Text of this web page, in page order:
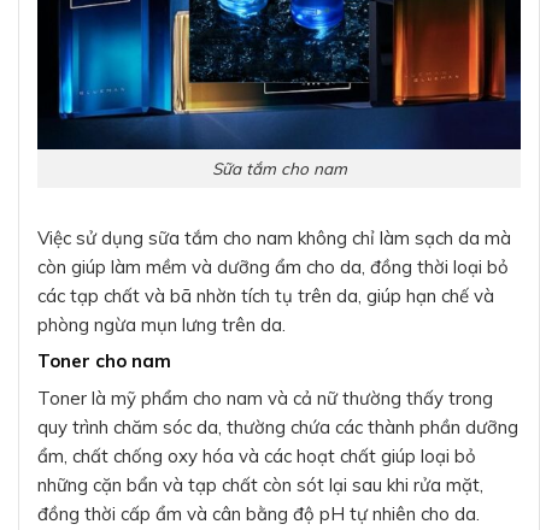
Sữa tắm cho nam
Việc sử dụng sữa tắm cho nam không chỉ làm sạch da mà
còn giúp làm mềm và dưỡng ẩm cho da, đồng thời loại bỏ
các tạp chất và bã nhờn tích tụ trên da, giúp hạn chế và
phòng ngừa mụn lưng trên da.
Toner cho nam
Toner là mỹ phẩm cho nam và cả nữ thường thấy trong
quy trình chăm sóc da, thường chứa các thành phần dưỡng
ẩm, chất chống oxy hóa và các hoạt chất giúp loại bỏ
những cặn bẩn và tạp chất còn sót lại sau khi rửa mặt,
đồng thời cấp ẩm và cân bằng độ pH tự nhiên cho da.